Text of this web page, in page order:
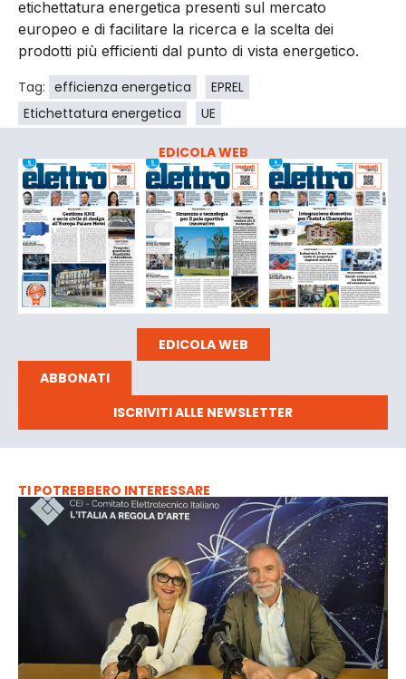
etichettatura energetica presenti sul mercato
europeo e di facilitare la ricerca e la scelta dei
prodotti più efficienti dal punto di vista energetico.
Tag: efficienza energetica
EPREL
Etichettatura energetica
UE
EDICOLA WEB
EDICOLA WEB
ABBONATI
ISCRIVITI ALLE NEWSLETTER
TI POTREBBERO INTERESSARE